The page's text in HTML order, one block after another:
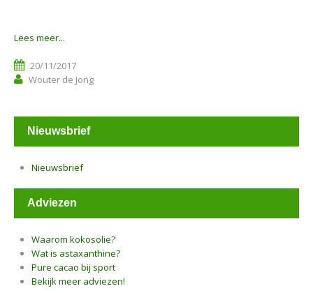
Lees meer...
20/11/2017
Wouter de Jong
Nieuwsbrief
Nieuwsbrief
Adviezen
Waarom kokosolie?
Wat is astaxanthine?
Pure cacao bij sport
Bekijk meer adviezen!